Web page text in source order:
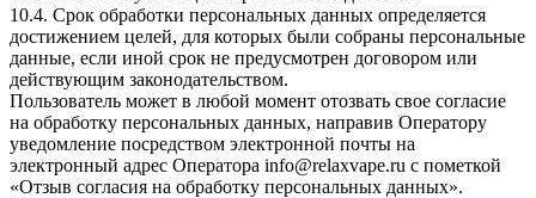
10.4. Срок обработки персональных данных определяется
достижением целей, для которых были собраны персональные
данные, если иной срок не предусмотрен договором или
действующим законодательством.
Пользователь может в любой момент отозвать свое согласие
на обработку персональных данных, направив Оператору
уведомление посредством электронной почты на
электронный адрес Оператора info@relaxvape.ru с пометкой
«Отзыв согласия на обработку персональных данных».